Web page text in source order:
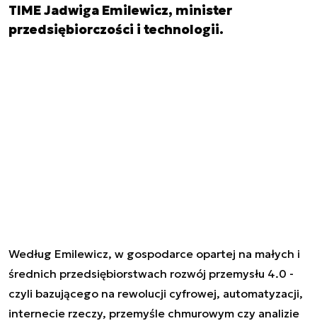
TIME Jadwiga Emilewicz, minister
przedsiębiorczości i technologii.
Według Emilewicz, w gospodarce opartej na małych i
średnich przedsiębiorstwach rozwój przemysłu 4.0 -
czyli bazującego na rewolucji cyfrowej, automatyzacji,
internecie rzeczy, przemyśle chmurowym czy analizie